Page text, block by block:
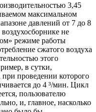
3,45
максимальном
давлений от 7 до 8
не
режиме работы
сжатого воздуха
этого
в сутки,
при проведении которого
до 4 ³/мин. Цикл
пользователю
и, главное, насколько